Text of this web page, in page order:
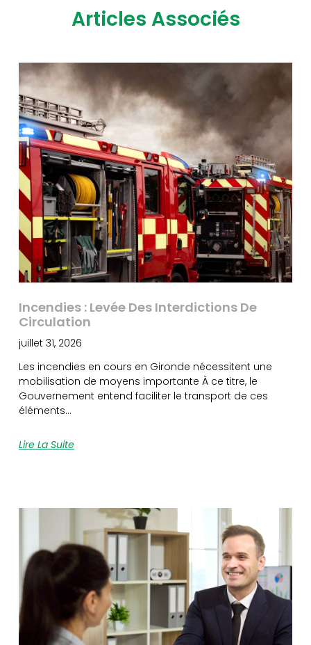
Articles Associés
Incendies : Levée Des Interdictions De
Circulation
juillet 31, 2026
Les incendies en cours en Gironde nécessitent une
mobilisation de moyens importante À ce titre, le
Gouvernement entend faciliter le transport de ces
éléments…
Lire La Suite